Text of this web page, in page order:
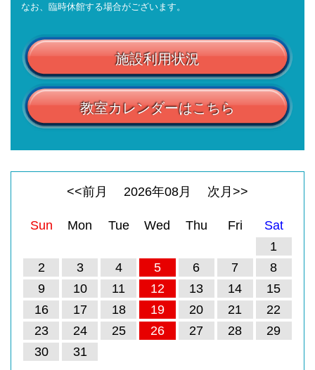
なお、臨時休館する場合がございます。
施設利用状況
教室カレンダーはこちら
<<前月 2026年08月 次月>>
Sun Mon Tue Wed Thu Fri
Sat
1
2
3 4 5 6 7
8
9
10 11 12 13 14
15
16
17 18 19 20 21
22
23
24 25 26 27 28
29
30
31